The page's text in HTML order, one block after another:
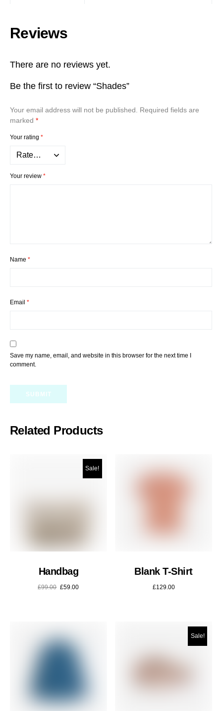
Reviews
There are no reviews yet.
Be the first to review “Shades”
Your email address will not be published.
Required fields are
marked *
Your rating *
Your review *
Name *
Email *
Save my name, email, and website in this browser for the next time I
comment.
Related Products
Sale!
Handbag
£99.00 £59.00
Blank T-Shirt
£129.00
Sale!